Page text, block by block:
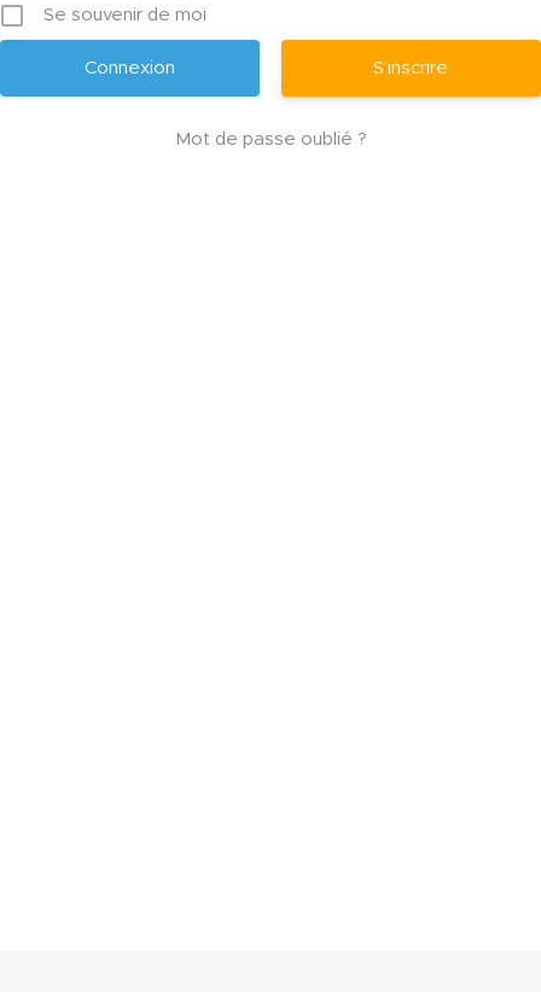
Se souvenir de moi
S’inscrire
Mot de passe oublié ?